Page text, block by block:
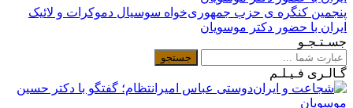
پنجمین کنگره ی حزب جمهوری‌خواه سوسیال دموکرات و لائیک
ایران با حضور دکتر موسویان
جسـتـجـو
گـالـری فـیـلـم